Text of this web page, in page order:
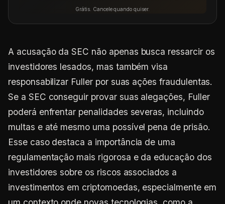
Grátis. Cancele quando quiser.
A acusação da SEC não apenas busca ressarcir os
investidores lesados, mas também visa
responsabilizar Fuller por suas ações fraudulentas.
Se a SEC conseguir provar suas alegações, Fuller
poderá enfrentar penalidades severas, incluindo
multas e até mesmo uma possível pena de prisão.
Esse caso destaca a importância de uma
regulamentação mais rigorosa e da educação dos
investidores sobre os riscos associados a
investimentos em criptomoedas, especialmente em